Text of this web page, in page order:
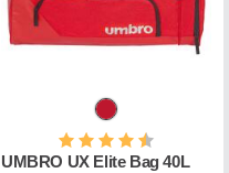
Betyg:
UMBRO UX Elite Bag 40L